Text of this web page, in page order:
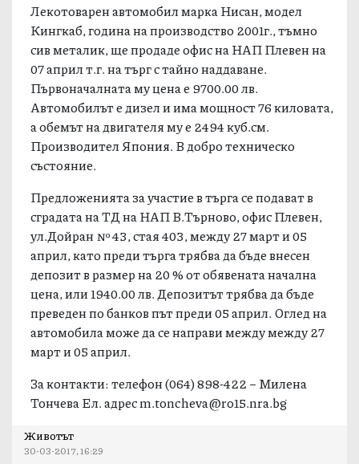
Животът
30-03-2017, 16:29
Лекотоварен автомобил марка Нисан, модел
Кингкаб, година на производство 2001г., тъмно
сив металик, ще продаде офис на НАП Плевен на
07 април т.г. на търг с тайно наддаване.
Първоначалната му цена е 9700.00 лв.
Автомобилът е дизел и има мощност 76 киловата,
а обемът на двигателя му е 2494 куб.см.
Производител Япония. В добро техническо
състояние.
Предложенията за участие в търга се подават в
сградата на ТД на НАП В.Търново, офис Плевен,
ул.Дойран № 43, стая 403, между 27 март и 05
април, като преди търга трябва да бъде внесен
депозит в размер на 20 % от обявената начална
цена, или 1940.00 лв. Депозитът трябва да бъде
преведен по банков път преди 05 април. Оглед на
автомобила може да се направи между между 27
март и 05 април.
За контакти: телефон (064) 898-422 – Милена
Тончева Eл. адресm.toncheva@ro15.nra.bg